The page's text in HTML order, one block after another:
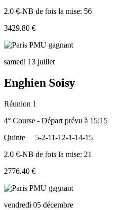
2.0 €-NB de fois la mise: 56
3429.80 €
samedi 13 juillet
Enghien Soisy
Réunion 1
4° Course - Départ prévu à 15:15
Quinte
5-2-11-12-1-14-15
2.0 €-NB de fois la mise: 21
2776.40 €
vendredi 05 décembre